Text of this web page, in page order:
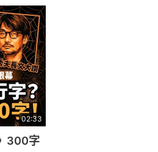
02:33
300字